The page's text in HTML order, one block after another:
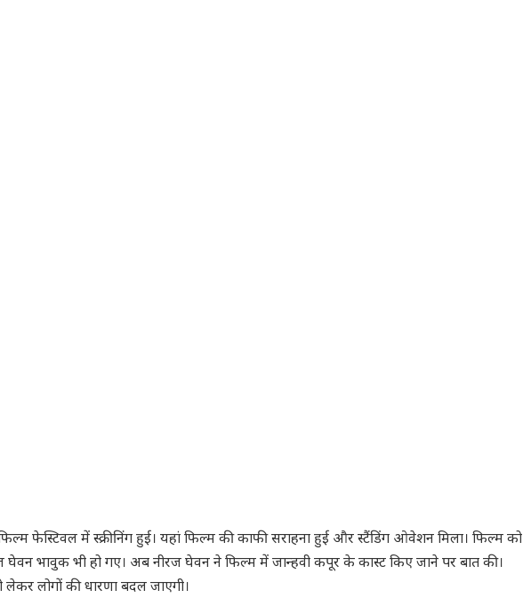
फेस्टिवल में स्क्रीनिंग हुई। यहां फिल्म की काफी सराहना हुई और स्टैंडिंग ओवेशन मिला। फिल्म को
घेवन भावुक भी हो गए। अब नीरज घेवन ने फिल्म में जान्हवी कपूर के कास्ट किए जाने पर बात की।
लोगों की धारणा बदल जाएगी।